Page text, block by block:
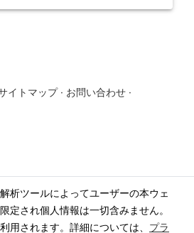
析ツールによってユーザーの本ウェ
定され個人情報は一切含みません。
用されます。詳細については、 プラ
イトマップ · お問い合わせ ·